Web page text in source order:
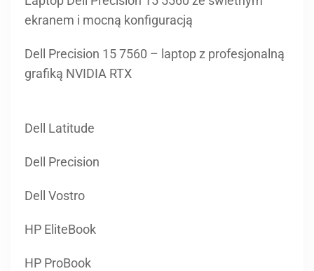
ekranem i mocną konfiguracją
Dell Precision 15 7560 – laptop z profesjonalną
grafiką NVIDIA RTX
Dell Latitude
Dell Precision
Dell Vostro
HP EliteBook
HP ProBook